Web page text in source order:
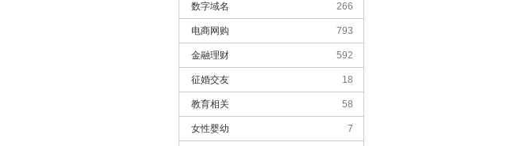
266
数字域名
793
电商网购
592
金融理财
18
征婚交友
58
教育相关
7
女性婴幼